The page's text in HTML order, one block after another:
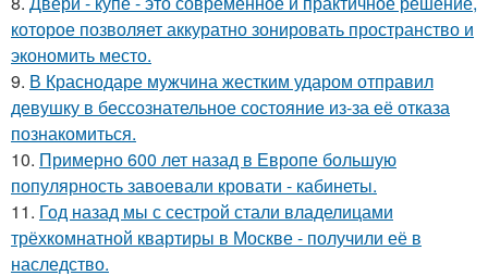
которое позволяет аккуратно зонировать пространство и
экономить место.
9. В Краснодаре мужчина жестким ударом отправил
девушку в бессознательное состояние из-за её отказа
познакомиться.
10. Примерно 600 лет назад в Европе большую
популярность завоевали кровати - кабинеты.
11. Год назад мы с сестрой стали владелицами
трёхкомнатной квартиры в Москве - получили её в
наследство.